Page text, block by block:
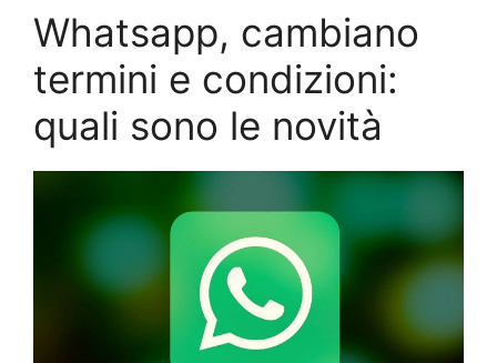
Whatsapp, cambiano
termini e condizioni:
quali sono le novità